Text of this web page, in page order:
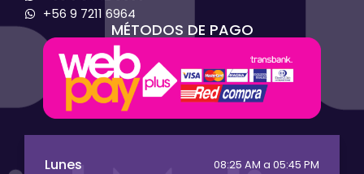
+56 9 7211 6964
MÉTODOS DE PAGO
Lunes 08:25 AM a 05:45 PM